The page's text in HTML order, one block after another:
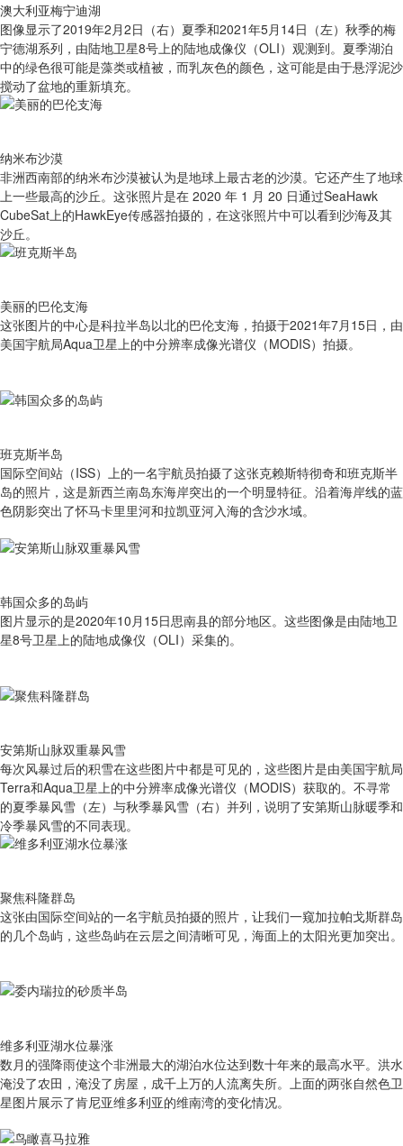
澳大利亚梅宁迪湖
图像显示了2019年2月2日（右）夏季和2021年5月14日（左）秋季的梅
宁德湖系列，由陆地卫星8号上的陆地成像仪（OLI）观测到。夏季湖泊
中的绿色很可能是藻类或植被，而乳灰色的颜色，这可能是由于悬浮泥沙
搅动了盆地的重新填充。
纳米布沙漠
非洲西南部的纳米布沙漠被认为是地球上最古老的沙漠。它还产生了地球
上一些最高的沙丘。这张照片是在 2020 年 1 月 20 日通过SeaHawk
CubeSat上的HawkEye传感器拍摄的，在这张照片中可以看到沙海及其
沙丘。
美丽的巴伦支海
这张图片的中心是科拉半岛以北的巴伦支海，拍摄于2021年7月15日，由
美国宇航局Aqua卫星上的中分辨率成像光谱仪（MODIS）拍摄。
班克斯半岛
国际空间站（ISS）上的一名宇航员拍摄了这张克赖斯特彻奇和班克斯半
岛的照片，这是新西兰南岛东海岸突出的一个明显特征。沿着海岸线的蓝
色阴影突出了怀马卡里里河和拉凯亚河入海的含沙水域。
韩国众多的岛屿
图片显示的是2020年10月15日思南县的部分地区。这些图像是由陆地卫
星8号卫星上的陆地成像仪（OLI）采集的。
安第斯山脉双重暴风雪
每次风暴过后的积雪在这些图片中都是可见的，这些图片是由美国宇航局
Terra和Aqua卫星上的中分辨率成像光谱仪（MODIS）获取的。不寻常
的夏季暴风雪（左）与秋季暴风雪（右）并列，说明了安第斯山脉暖季和
冷季暴风雪的不同表现。
聚焦科隆群岛
这张由国际空间站的一名宇航员拍摄的照片，让我们一窥加拉帕戈斯群岛
的几个岛屿，这些岛屿在云层之间清晰可见，海面上的太阳光更加突出。
维多利亚湖水位暴涨
数月的强降雨使这个非洲最大的湖泊水位达到数十年来的最高水平。洪水
淹没了农田，淹没了房屋，成千上万的人流离失所。上面的两张自然色卫
星图片展示了肯尼亚维多利亚的维南湾的变化情况。